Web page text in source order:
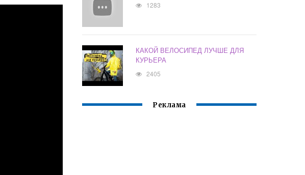
1283
КАКОЙ ВЕЛОСИПЕД ЛУЧШЕ ДЛЯ
КУРЬЕРА
2405
Реклама